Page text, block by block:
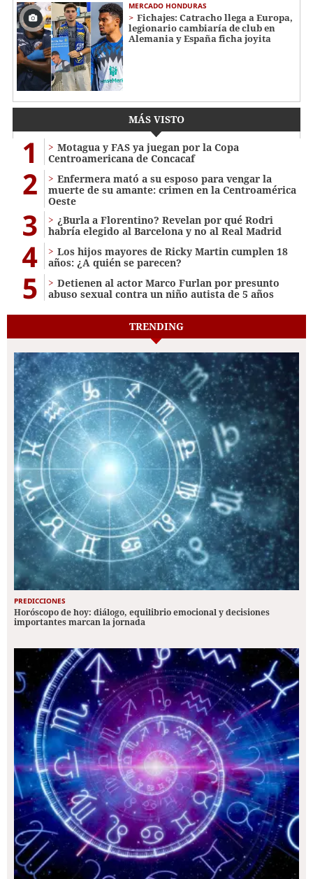
MERCADO HONDURAS
Fichajes: Catracho llega a Europa,
legionario cambiaría de club en
Alemania y España ficha joyita
MÁS VISTO
1
Motagua y FAS ya juegan por la Copa
Centroamericana de Concacaf
2
Enfermera mató a su esposo para vengar la
muerte de su amante: crimen en la Centroamérica
Oeste
3
¿Burla a Florentino? Revelan por qué Rodri
habría elegido al Barcelona y no al Real Madrid
4
Los hijos mayores de Ricky Martin cumplen 18
años: ¿A quién se parecen?
5
Detienen al actor Marco Furlan por presunto
abuso sexual contra un niño autista de 5 años
TRENDING
PREDICCIONES
Horóscopo de hoy: diálogo, equilibrio emocional y decisiones
importantes marcan la jornada